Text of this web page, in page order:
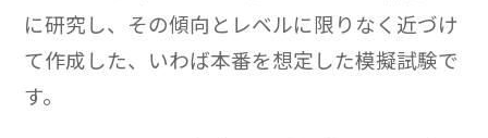
に研究し、その傾向とレベルに限りなく近づけ
て作成した、いわば本番を想定した模擬試験で
す。